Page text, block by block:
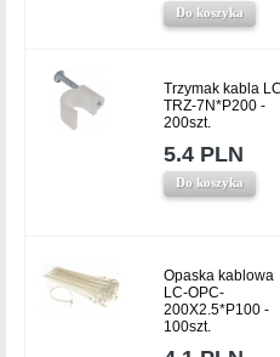
Do koszyka
Trzymak kabla
TRZ-7N*P200 -
200szt.
5.4 PLN
Do koszyka
Opaska kablowa
LC-OPC-
200X2.5*P100 -
100szt.